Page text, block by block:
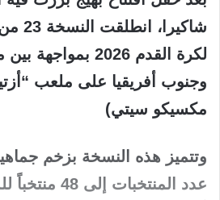
لكرة القدم 2026
وجنوب أفريقيا على ملعب
مكسيكو سيتي)
وتتميز هذه النسخة بزخم
عدد المنتخبات